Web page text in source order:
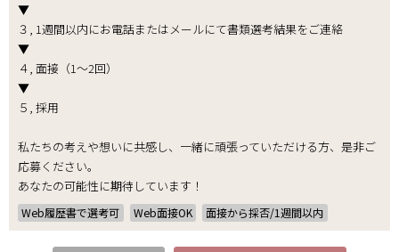
▼
３, 1週間以内にお電話またはメールにて書類選考結果をご連絡
▼
４, 面接（1～2回）
▼
５, 採用
私たちの考えや想いに共感し、一緒に頑張っていただける方、是非ご
応募ください。
あなたの可能性に期待しています！
Web履歴書で選考可 Web面接OK 面接から採否/1週間以内